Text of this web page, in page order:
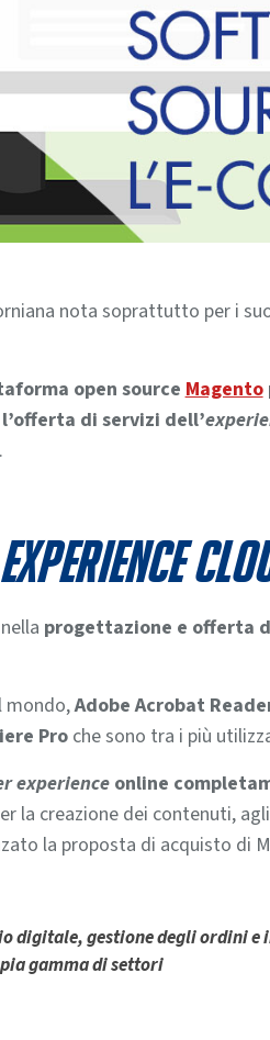
nota soprattutto per i
open sourceMagento
di servizi dell’
progettazione e offerta
mondo,Adobe Acrobat
Proche sono tra i più
experienceonline
la creazione dei contenuti,
la proposta di acquisto di
digitale, gestione degli
gamma di settori